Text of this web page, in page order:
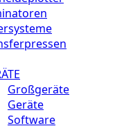
Großgeräte
Geräte
Software